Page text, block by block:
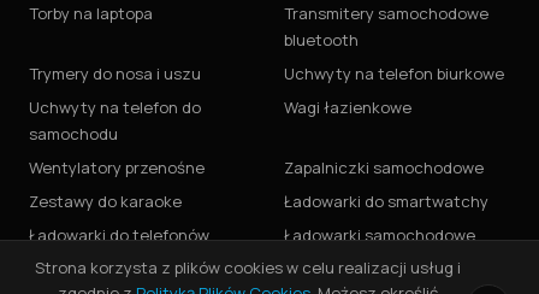
Strona korzysta z plików cookies w celu realizacji usług i
Torby na laptopa
Transmitery samochodowe
bluetooth
Trymery do nosa i uszu
Uchwyty na telefon biurkowe
Uchwyty na telefon do
samochodu
Wagi łazienkowe
Wentylatory przenośne
Zapalniczki samochodowe
Zestawy do karaoke
Ładowarki do smartwatchy
Ładowarki do telefonów
Ładowarki samochodowe